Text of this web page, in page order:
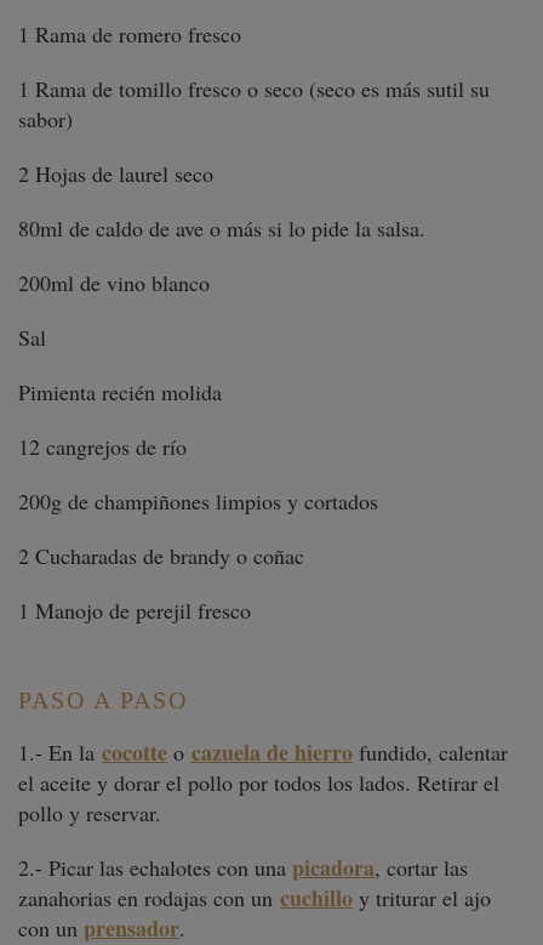
1 Rama de romero fresco
1 Rama de tomillo fresco o seco (seco es más sutil su
sabor)
2 Hojas de laurel seco
80ml de caldo de ave o más si lo pide la salsa.
200ml de vino blanco
Sal
Pimienta recién molida
12 cangrejos de río
200g de champiñones limpios y cortados
2 Cucharadas de brandy o coñac
1 Manojo de perejil fresco
PASO A PASO
1.- En la cocotte o cazuela de hierro fundido, calentar
el aceite y dorar el pollo por todos los lados. Retirar el
pollo y reservar.
2.- Picar las echalotes con una picadora, cortar las
zanahorias en rodajas con un cuchillo y triturar el ajo
con un prensador.